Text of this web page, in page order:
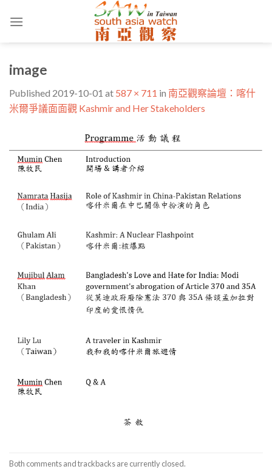
image
Published 2019-10-01 at 587 × 711 in 南亞觀察論壇：喀什
米爾爭議面面觀 Kashmir and Her Stakeholders
Both comments and trackbacks are currently closed.